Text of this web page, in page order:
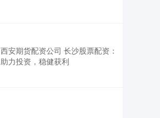
西安期货配资公司 长沙股票配资：
助力投资，稳健获利